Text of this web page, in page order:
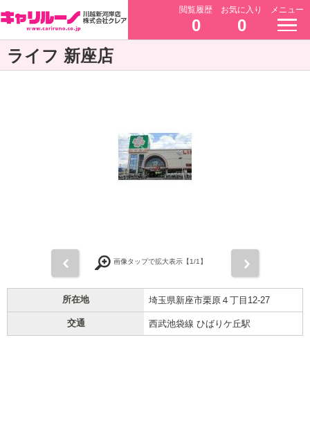
閲覧履歴
0
お気に入り
0
メニュー
ライフ 新座店
画像タップで拡大表示【1/1】
所在地 埼玉県新座市栗原４丁目12-27
交通 西武池袋線 ひばりケ丘駅